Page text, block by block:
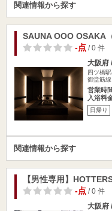
関連情報から探す
SAUNA OOO OSAKA
-点 / 0 件
大阪府
四ツ橋
御堂筋
営業時
入浴料
日帰り
関連情報から探す
【男性専用】
-点 / 0 件
大阪府